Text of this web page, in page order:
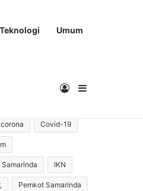
Teknologi Umum
Masuk
corona Covid-19
Samarinda IKN
Pemkot Samarinda